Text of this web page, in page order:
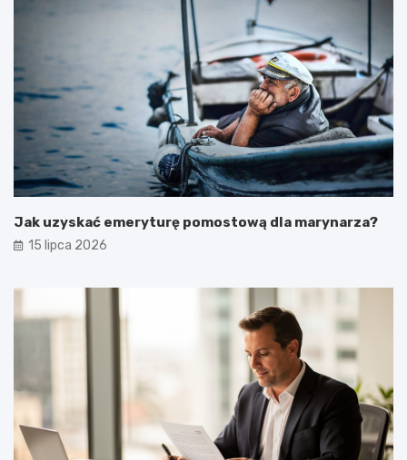
Jak uzyskać emeryturę pomostową dla marynarza?
15 lipca 2026